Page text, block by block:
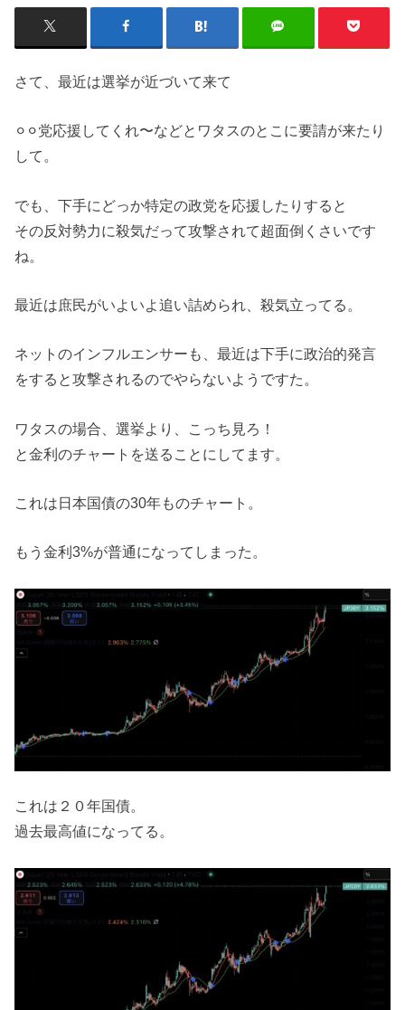
さて、最近は選挙が近づいて来て
⚪︎⚪︎党応援してくれ〜などとワタスのとこに要請が来たり
して。
でも、下手にどっか特定の政党を応援したりすると
その反対勢力に殺気だって攻撃されて超面倒くさいです
ね。
最近は庶民がいよいよ追い詰められ、殺気立ってる。
ネットのインフルエンサーも、最近は下手に政治的発言
をすると攻撃されるのでやらないようですた。
ワタスの場合、選挙より、こっち見ろ！
と金利のチャートを送ることにしてます。
これは日本国債の30年ものチャート。
もう金利3%が普通になってしまった。
これは２０年国債。
過去最高値になってる。